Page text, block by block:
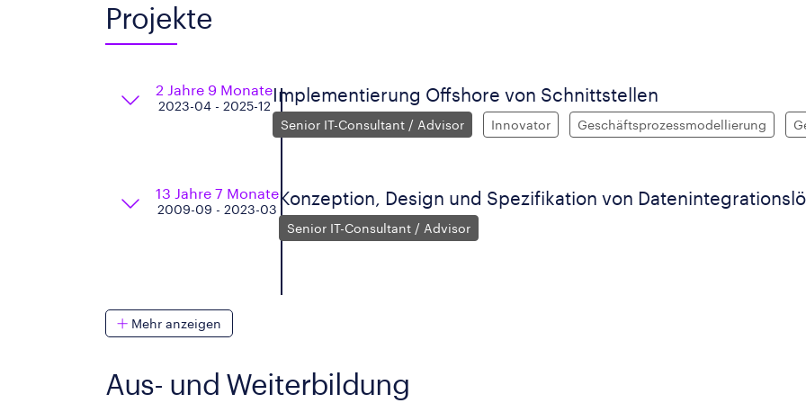
Projekte
2 Jahre 9 Monate
2023-04 - 2025-12
Implementierung Offshore von Schnittstellen
Senior IT-Consultant / Advisor Innovator Geschäftsprozessmodellierung
13 Jahre 7 Monate
2009-09 - 2023-03
Konzeption, Design und Spezifikation von
Senior IT-Consultant / Advisor
Mehr anzeigen
Aus- und Weiterbildung